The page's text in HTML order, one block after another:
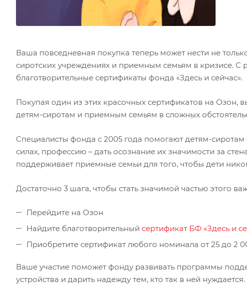
Ваша повседневная покупка теперь может нести не
сиротских учреждениях и приемным семьям в кризисе. С
благотворительные сертификаты фонда «Здесь и сейчас».
Покупая один из этих красочных сертификатов на Озон,
детям-сиротам и приемным семьям в сложных
Специалисты фонда с 2005 года помогают детям-
силах, профессию – дать осознание их значимости за
поддерживает приемные семьи для того, чтобы дети
Достаточно 3 шага, чтобы стать значимой частью этого
Перейдите на Озон
Найдите благотворительный сертификат БФ «Здесь и
Приобретите сертификат любого номинала от 25 до 2
Ваше участие поможет фонду развивать программы
устройства и дарить надежду тем, кто так в ней нуждается.